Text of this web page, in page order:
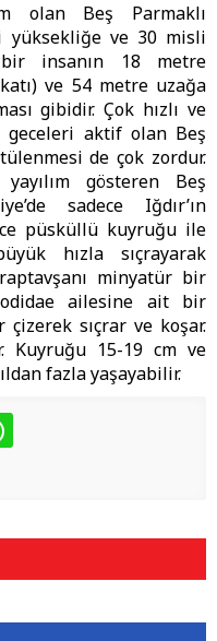
olan Beş Parmaklı
yüksekliğe ve 30 misli
bir insanın 18 metre
ve 54 metre uzağa
gibidir. Çok hızlı ve
geceleri aktif olan Beş
de çok zordur.
gösteren Beş
sadece Iğdır’ın
püsküllü kuyruğu ile
hızla sıçrayarak
minyatür bir
ailesine ait bir
çizerek sıçrar ve koşar.
Kuyruğu 15-19 cm ve
fazla yaşayabilir.